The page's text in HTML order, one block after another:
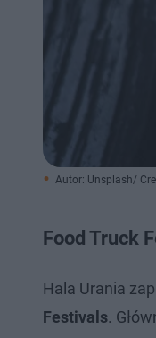
Autor: Unsplash/
Food Truck
Hala Urania
Festivals.